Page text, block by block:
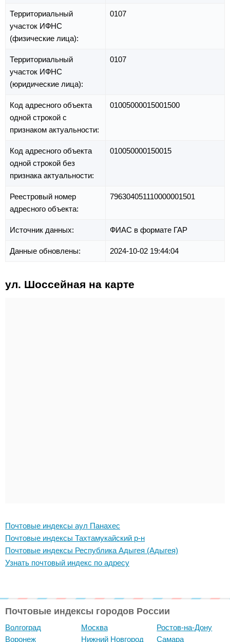
Территориальный
участок ИФНС
(физические лица):
0107
Территориальный
участок ИФНС
(юридические лица):
0107
Код адресного объекта
одной строкой с
признаком актуальности:
01005000015001500
Код адресного объекта
одной строкой без
признака актуальности:
010050000150015
Реестровый номер
адресного объекта:
796304051110000001501
Источник данных: ФИАС в формате ГАР
Данные обновлены: 2024-10-02 19:44:04
ул. Шоссейная на карте
Почтовые индексы аул Панахес
Почтовые индексы Тахтамукайский р-н
Почтовые индексы Республика Адыгея (Адыгея)
Узнать почтовый индекс по адресу
Почтовые индексы городов России
Волгоград
Воронеж
Москва
Нижний Новгород
Ростов-на-Дону
Самара